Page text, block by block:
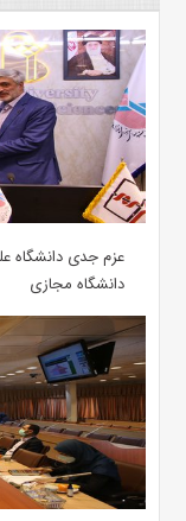
عزم جدی دانشگاه
دانشگاه مجازی